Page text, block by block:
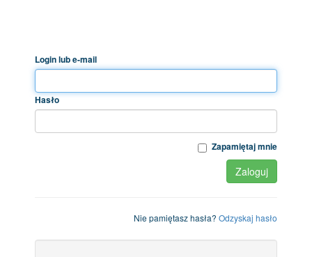
Login lub e-mail
Hasło
Zapamiętaj mnie
Zaloguj
Nie pamiętasz hasła? Odzyskaj hasło